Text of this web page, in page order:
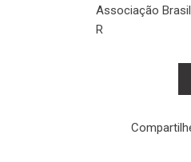
Associação
R